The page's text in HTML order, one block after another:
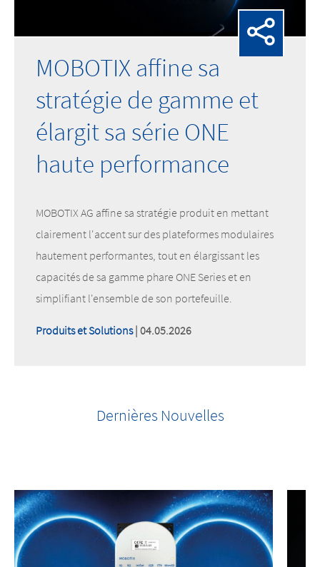
MOBOTIX affine sa
stratégie de gamme et
élargit sa série ONE
haute performance
MOBOTIX AG affine sa stratégie produit en mettant
clairement l'accent sur des plateformes modulaires
hautement performantes, tout en élargissant les
capacités de sa gamme phare ONE Series et en
simplifiant l'ensemble de son portefeuille.
Produits et Solutions| 04.05.2026
Dernières Nouvelles